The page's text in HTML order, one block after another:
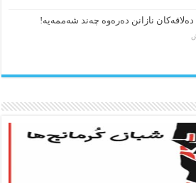
نازانن دەرەوە چەند شەممەیە!